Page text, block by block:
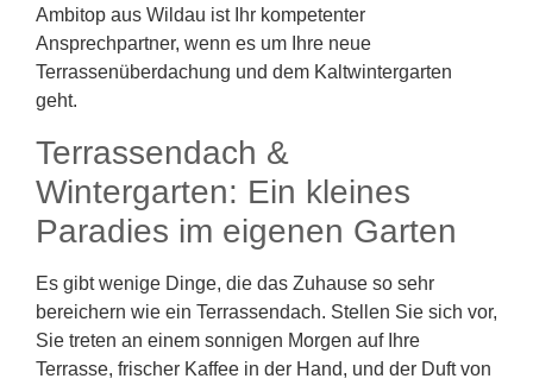
Ambitop aus Wildau ist Ihr kompetenter
Ansprechpartner, wenn es um Ihre neue
Terrassenüberdachung und dem Kaltwintergarten
geht.
Terrassendach &
Wintergarten: Ein kleines
Paradies im eigenen Garten
Es gibt wenige Dinge, die das Zuhause so sehr
bereichern wie ein Terrassendach. Stellen Sie sich vor,
Sie treten an einem sonnigen Morgen auf Ihre
Terrasse, frischer Kaffee in der Hand, und der Duft von